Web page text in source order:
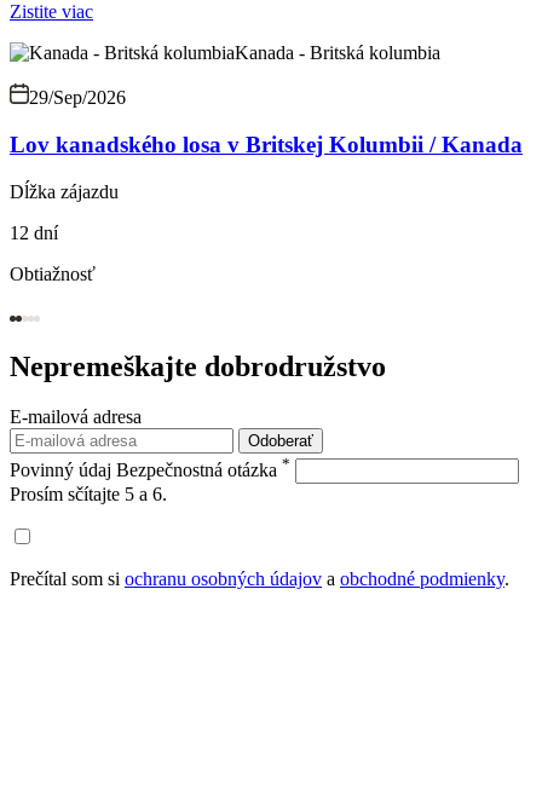
Zistite viac
Kanada - Britská kolumbia
29/Sep/2026
Lov kanadského losa v Britskej Kolumbii / Kanada
Dĺžka zájazdu
12 dní
Obtiažnosť
Nepremeškajte dobrodružstvo
E-mailová adresa
Odoberať
Povinný údaj Bezpečnostná otázka *
Prosím sčítajte 5 a 6.
Prečítal som si ochranu osobných údajov a obchodné podmienky.